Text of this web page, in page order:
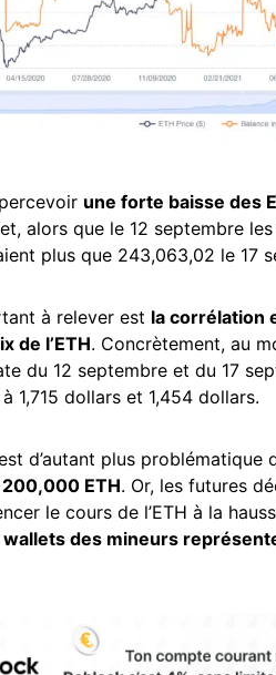
une forte baisse des
alors que le 12 septembre
plus que 243,063,02 le 17
à relever est la corrélation
de l’ETH. Concrètement, au
du 12 septembre et du 17
1,715 dollars et 1,454 dollars.
d’autant plus problématique
ETH. Or, les futures
le cours de l’ETH à la
wallets des mineurs